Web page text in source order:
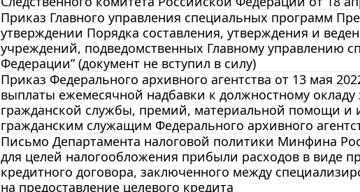
Приказ Главного управления специальных программ
утверждении Порядка составления, утверждения и
учреждений, подведомственных Главному управлению
Федерации” (документ не вступил в силу)
Приказ Федерального архивного агентства от 13 мая
выплаты ежемесячной надбавки к должностному
гражданской службы, премий, материальной помощи и
гражданским служащим Федерального архивного
Письмо Департамента налоговой политики Минфина
для целей налогообложения прибыли расходов в виде
кредитного договора, заключенного между
на предоставление целевого кредита